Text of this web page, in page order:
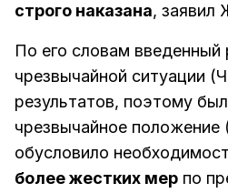
строго наказана, заявил
По его словам
чрезвычайной ситуации
результатов, поэтому
чрезвычайное положение
обусловило
более жестких мер по